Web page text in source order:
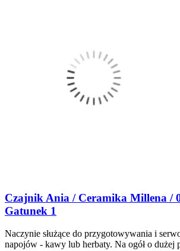
Czajnik Ania / Ceramika Millena /
Gatunek 1
Naczynie służące do przygotowywania i
napojów - kawy lub herbaty. Na ogół o dużej